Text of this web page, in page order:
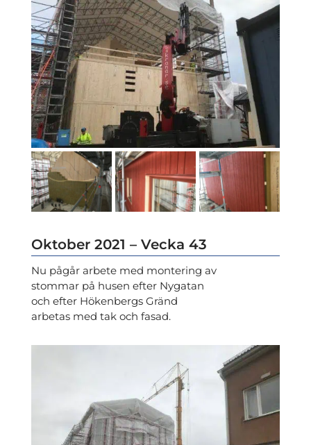
Oktober 2021 – Vecka 43
Nu pågår arbete med montering av
stommar på husen efter Nygatan
och efter Hökenbergs Gränd
arbetas med tak och fasad.